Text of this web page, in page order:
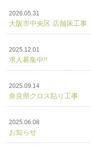
2026.05.31
大阪市中央区 店舗床工事
2025.12.01
求人募集中!!
2025.09.14
奈良県クロス貼り工事
2025.06.08
お知らせ